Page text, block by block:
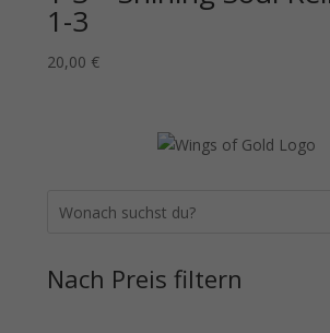
1-3
20,00 €
Nach Preis filtern